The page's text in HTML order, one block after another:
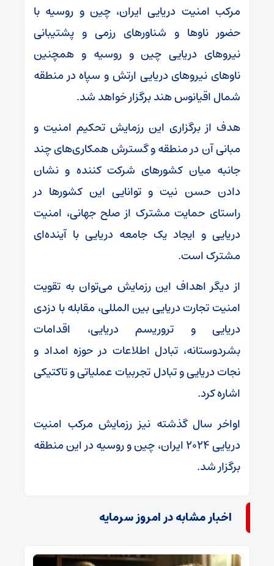
مرکب امنیت دریایی ایران، چین و روسیه با
حضور ناو‌ها و شناور‌های رزمی و پشتیبانی
نیرو‌های دریایی چین و روسیه و همچنین
ناو‌های نیرو‌های دریایی ارتش و سپاه در منطقه
شمال اقیانوس هند برگزار خواهد شد.
هدف از برگزاری این رزمایش تحکیم امنیت و
مبانی آن در منطقه و گسترش همکاری‌های چند
جانبه میان کشور‌های شرکت کننده و نشان
دادن حسن نیت و توانایی این کشور‌ها در
راستای حمایت مشترک از صلح جهانی، امنیت
دریایی و ایجاد یک جامعه دریایی با آینده‌ای
مشترک است.
از دیگر اهداف این رزمایش می‌توان به تقویت
امنیت تجارت دریایی بین المللی، مقابله با دزدی
دریایی و تروریسم دریایی، اقدامات
بشردوستانه، تبادل اطلاعات در حوزه امداد و
نجات دریایی و تبادل تجربیات عملیاتی و تاکتیکی
اشاره کرد.
اواخر سال گذشته نیز رزمایش مرکب امنیت
دریایی ۲۰۲۴ ایران، چین و روسیه در این منطقه
برگزار شد.
اخبار مشابه در امروز سرمایه